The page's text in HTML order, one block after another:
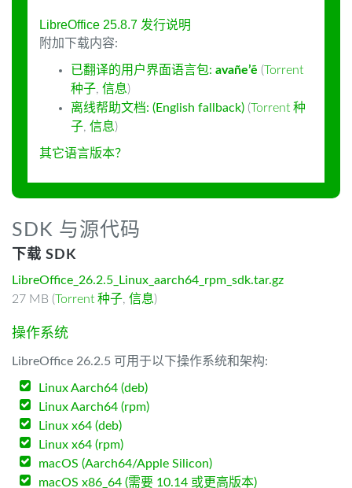
LibreOffice 25.8.7 发行说明
附加下载内容:
已翻译的用户界面语言包: avañe’ẽ (Torrent
种子, 信息)
离线帮助文档: (English fallback) (Torrent 种
子, 信息)
其它语言版本？
SDK 与源代码
下载 SDK
LibreOffice_26.2.5_Linux_aarch64_rpm_sdk.tar.gz
27 MB (Torrent 种子, 信息)
操作系统
LibreOffice 26.2.5 可用于以下操作系统和架构:
Linux Aarch64 (deb)
Linux Aarch64 (rpm)
Linux x64 (deb)
Linux x64 (rpm)
macOS (Aarch64/Apple Silicon)
macOS x86_64 (需要 10.14 或更高版本)